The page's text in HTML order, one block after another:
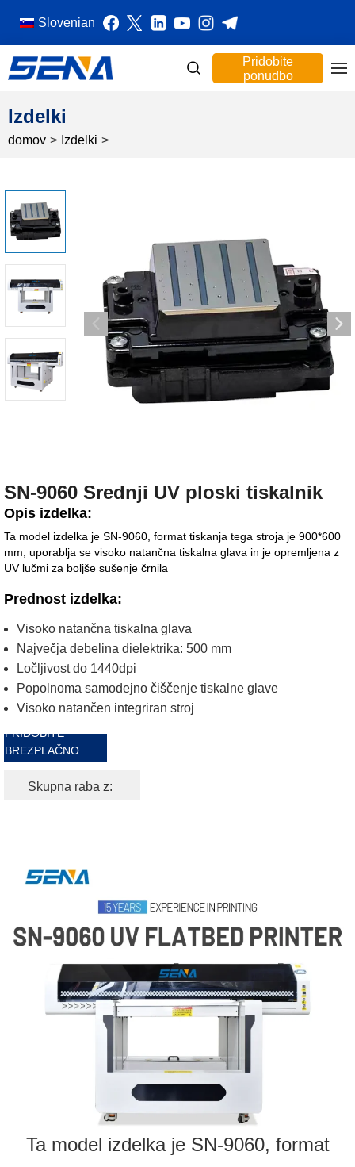
Slovenian
Pridobite
ponudbo
Izdelki
domov > Izdelki >
SN-9060 Srednji UV ploski tiskalnik
Opis izdelka:
Ta model izdelka je SN-9060, format tiskanja tega stroja je 900*600
mm, uporablja se visoko natančna tiskalna glava in je opremljena z
UV lučmi za boljše sušenje črnila
Prednost izdelka:
Visoko natančna tiskalna glava
Največja debelina dielektrika: 500 mm
Ločljivost do 1440dpi
Popolnoma samodejno čiščenje tiskalne glave
Visoko natančen integriran stroj
PRIDOBITE
BREZPLAČNO
Skupna raba z:
Ta model izdelka je SN-9060, format